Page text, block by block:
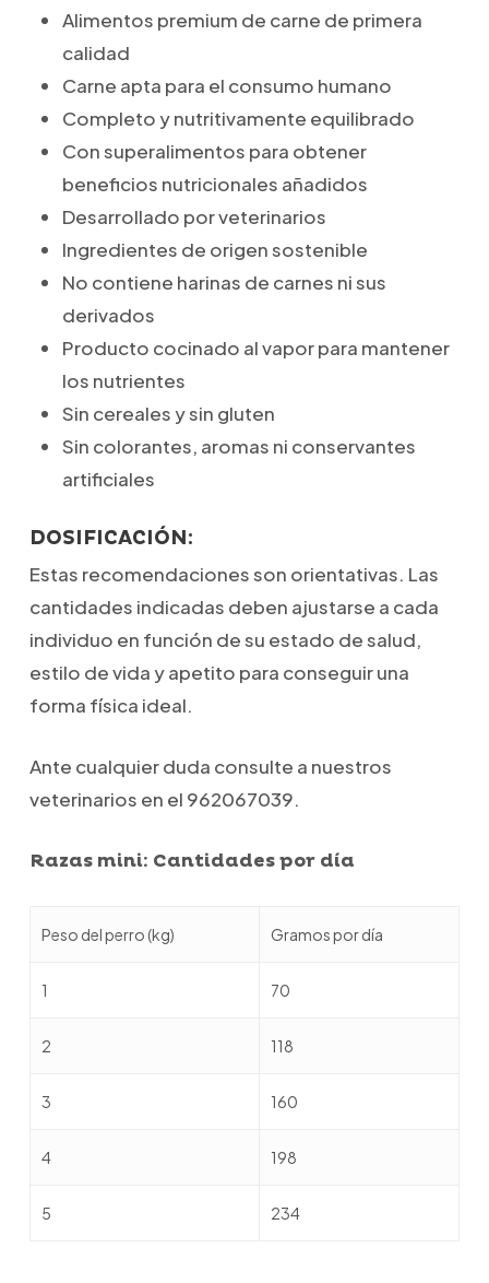
Alimentos premium de carne de primera
calidad
Carne apta para el consumo humano
Completo y nutritivamente equilibrado
Con superalimentos para obtener
beneficios nutricionales añadidos
Desarrollado por veterinarios
Ingredientes de origen sostenible
No contiene harinas de carnes ni sus
derivados
Producto cocinado al vapor para mantener
los nutrientes
Sin cereales y sin gluten
Sin colorantes, aromas ni conservantes
artificiales
DOSIFICACIÓN:
Estas recomendaciones son orientativas. Las
cantidades indicadas deben ajustarse a cada
individuo en función de su estado de salud,
estilo de vida y apetito para conseguir una
forma física ideal.
Ante cualquier duda consulte a nuestros
veterinarios en el 962067039.
Razas mini: Cantidades por día
Peso del perro (kg) Gramos por día
1 70
2 118
3 160
4 198
5 234